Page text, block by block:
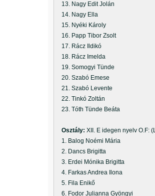
13. Nagy Edit Jolán
14. Nagy Ella
15. Nyéki Károly
16. Papp Tibor Zsolt
17. Rácz Ildikó
18. Rácz Imelda
19. Somogyi Tünde
20. Szabó Emese
21. Szabó Levente
22. Tinkó Zoltán
23. Tóth Tünde Beáta
Osztály: XII. E idegen nyelv O.F:
1. Balog Noémi Mária
2. Dancs Brigitta
3. Erdei Mónika Brigitta
4. Farkas Andrea Ilona
5. Fila Enikő
6. Fodor Julianna Gyöngyi